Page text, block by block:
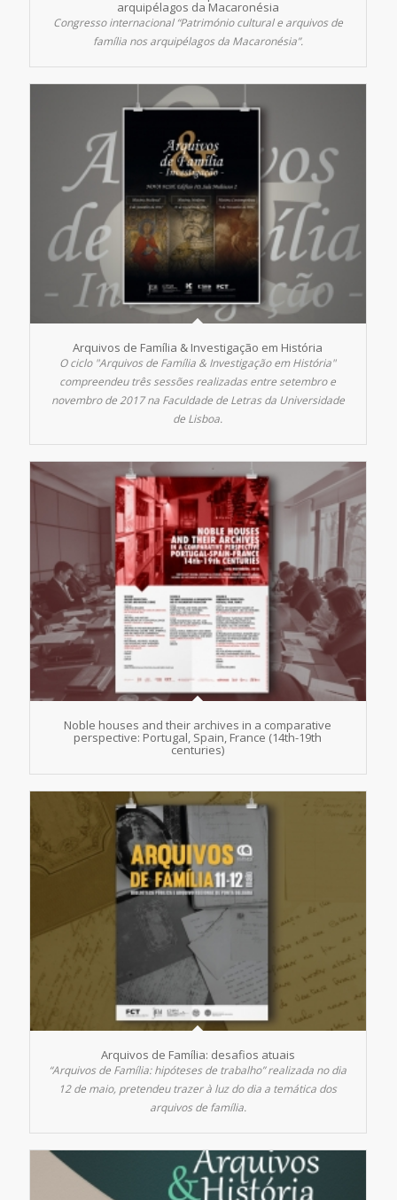
arquipélagos da Macaronésia
Congresso internacional “Património cultural e arquivos de
família nos arquipélagos da Macaronésia”.
Arquivos de Família & Investigação em História
O ciclo "Arquivos de Família & Investigação em História"
compreendeu três sessões realizadas entre setembro e
novembro de 2017 na Faculdade de Letras da Universidade
de Lisboa.
Noble houses and their archives in a comparative
perspective: Portugal, Spain, France (14th-19th
centuries)
Arquivos de Família: desafios atuais
“Arquivos de Família: hipóteses de trabalho” realizada no dia
12 de maio, pretendeu trazer à luz do dia a temática dos
arquivos de família.